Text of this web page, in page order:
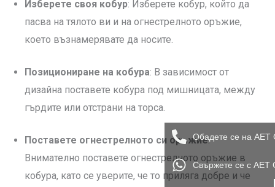
Изберете своя кобур: Изберете кобур, който да
пасва на тялото ви и на огнестрелното оръжие,
което възнамерявате да носите.
Позициониране на кобура: В зависимост от
дизайна поставете кобура под мишницата, между
гърдите или отстрани на торса.
Поставете огнестрелното си оръжие:
Внимателно поставете огнестрелното оръжие в
кобура, като се уверите, че то приляга добре и че
Обадете се на AET
Свържете се с AET